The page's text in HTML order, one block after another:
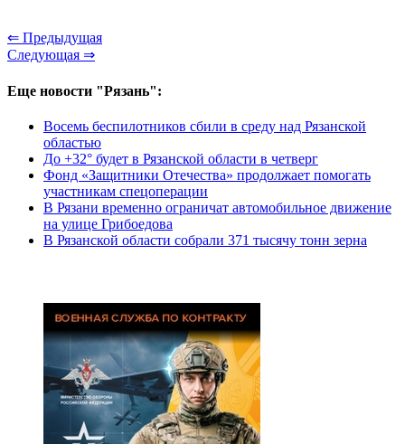
⇐ Предыдущая
Следующая ⇒
Еще новости "Рязань":
Восемь беспилотников сбили в среду над Рязанской
областью
До +32° будет в Рязанской области в четверг
Фонд «Защитники Отечества» продолжает помогать
участникам спецоперации
В Рязани временно ограничат автомобильное движение
на улице Грибоедова
В Рязанской области собрали 371 тысячу тонн зерна